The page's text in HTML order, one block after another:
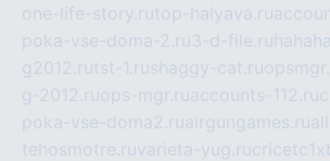
one-life-story.rutop-halyava.ru
poka-vse-doma-2.ru3-d-file.ru
g2012.rutst-1.rushaggy-cat.ru
g-2012.ruops-mgr.ruaccounts-112.ru
poka-vse-doma2.ruairgungames.ru
tehosmotre.ruvarieta-yug.ru